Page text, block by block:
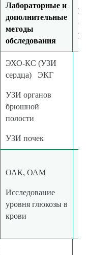
Лабораторные и
дополнительные
методы
обследования
ЭХО-КС (УЗИ
сердца) ЭКГ
УЗИ органов
брюшной
полости
УЗИ почек
ОАК, ОАМ
Исследование
уровня глюкозы в
крови